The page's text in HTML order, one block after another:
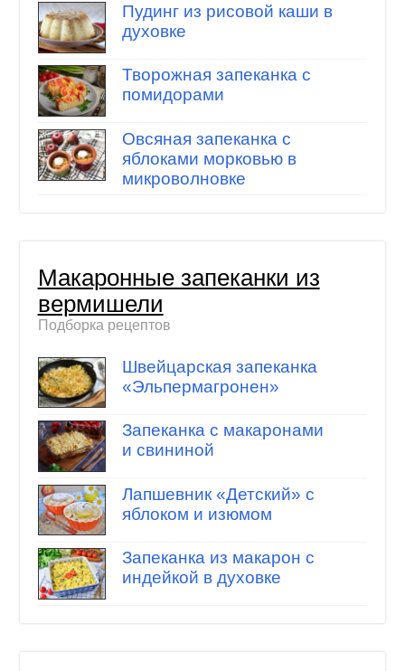
Пудинг из рисовой каши в
духовке
Творожная запеканка с
помидорами
Овсяная запеканка с
яблоками морковью в
микроволновке
Макаронные запеканки из
вермишели
Подборка рецептов
Швейцарская запеканка
«Эльпермагронен»
Запеканка с макаронами
и свининой
Лапшевник «Детский» с
яблоком и изюмом
Запеканка из макарон с
индейкой в духовке